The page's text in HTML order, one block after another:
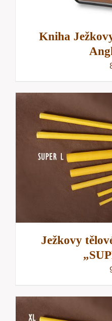
Kniha
Ježkovy